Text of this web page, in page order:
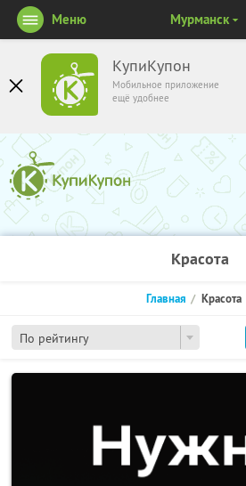
КупиКупон
Мобильное приложение
ещё удобнее
Меню Мурманск
Красота
По рейтингу
Главная Красота